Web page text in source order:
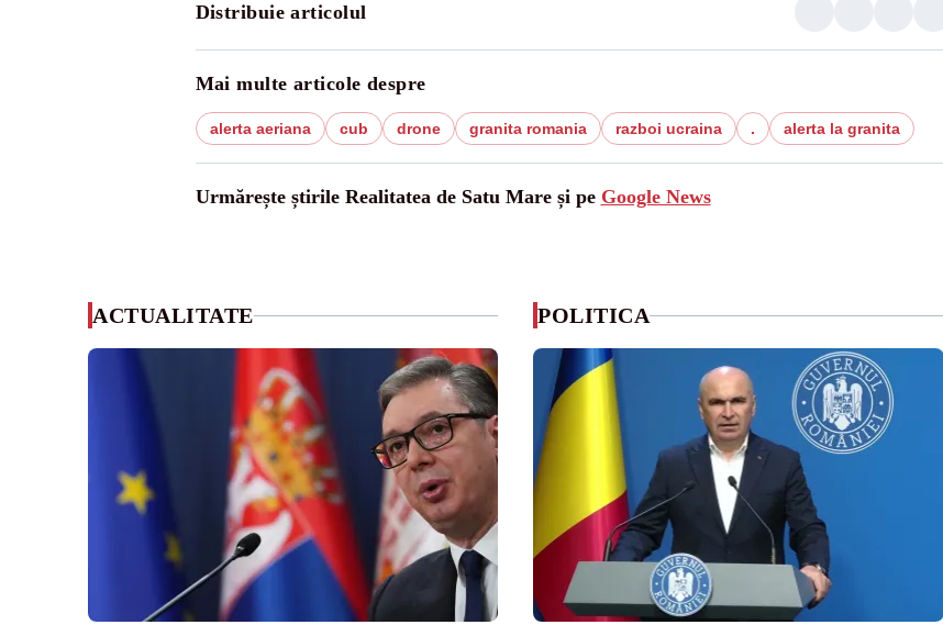
Distribuie articolul
Mai multe articole despre
alerta aeriana cub drone granita romania razboi ucraina . alerta la granita
Urmărește știrile Realitatea de Satu Mare și pe Google News
ACTUALITATE POLITICA